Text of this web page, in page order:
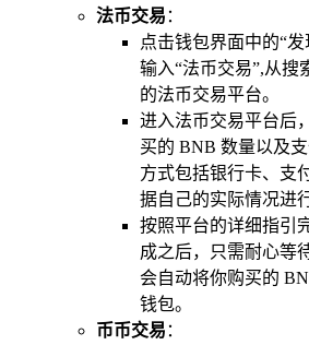
法币交易 ：
点击钱包界面中的“
输入“法币交易”,从搜
的法币交易平台。
进入法币交易平台后
买的 BNB 数量以及
方式包括银行卡、支
据自己的实际情况进
按照平台的详细指引
成之后，只需耐心等
会自动将你购买的
钱包。
币币交易 ：